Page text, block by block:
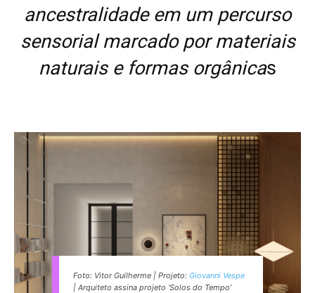
ancestralidade em um percurso
sensorial marcado por materiais
naturais e formas orgânicas
Foto: Vitor Guilherme | Projeto: Giovanni Vespe
| Arquiteto assina projeto ‘Solos do Tempo’